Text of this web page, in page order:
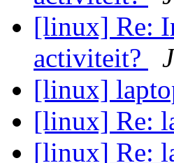
[linux] Re:
activiteit?
[linux]
[linux] Re:
[linux] Re: